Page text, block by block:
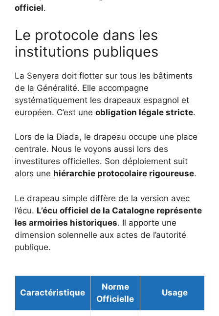
officiel.
Le protocole dans les
institutions publiques
La Senyera doit flotter sur tous les bâtiments
de la Généralité. Elle accompagne
systématiquement les drapeaux espagnol et
européen. C’est une obligation légale stricte.
Lors de la Diada, le drapeau occupe une place
centrale. Nous le voyons aussi lors des
investitures officielles. Son déploiement suit
alors une hiérarchie protocolaire rigoureuse.
Le drapeau simple diffère de la version avec
l’écu. L’écu officiel de la Catalogne représente
les armoiries historiques. Il apporte une
dimension solennelle aux actes de l’autorité
publique.
Caractéristique
Norme
Officielle
Usage